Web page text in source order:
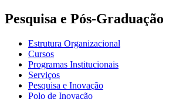
Pesquisa e Pós-Graduação
Estrutura Organizacional
Cursos
Programas Institucionais
Serviços
Pesquisa e Inovação
Polo de Inovação